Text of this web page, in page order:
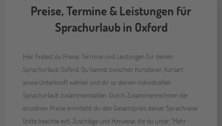
Preise, Termine & Leistungen für
Sprachurlaub in Oxford
Hier findest du Preise, Termine und Leistungen für deinen
Sprachurlaub Oxford. Du kannst zwischen Kursdauer, Kursart
sowie Unterkunft wählen und dir so deinen individuellen
Sprachurlaub zusammenstellen. Durch Zusammenrechnen der
einzelnen Preise ermittelst du den Gesamtpreis deiner Sprachreise
(bitte beachte evtl. Zuschläge und Hinweise, die du unter "Mehr